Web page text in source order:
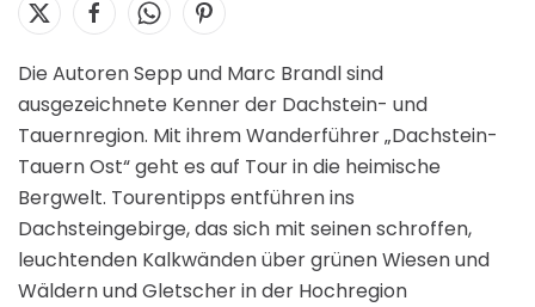
Die Autoren Sepp und Marc Brandl sind
ausgezeichnete Kenner der Dachstein- und
Tauernregion. Mit ihrem Wanderführer „Dachstein-
Tauern Ost“ geht es auf Tour in die heimische
Bergwelt. Tourentipps entführen ins
Dachsteingebirge, das sich mit seinen schroffen,
leuchtenden Kalkwänden über grünen Wiesen und
Wäldern und Gletscher in der Hochregion